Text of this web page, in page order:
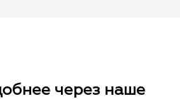
через наше